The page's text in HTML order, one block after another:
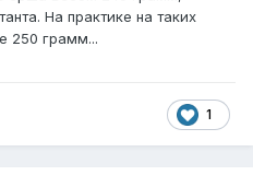
На практике на таких
250 грамм...
1